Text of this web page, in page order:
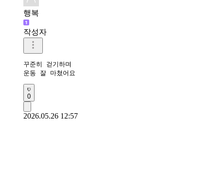
행복
작성자
꾸준히 걷기하며
운동 잘 마쳤어요
0
2026.05.26 12:57